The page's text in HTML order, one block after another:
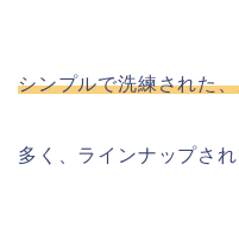
シンプルで洗練された
多く、ラインナップされ